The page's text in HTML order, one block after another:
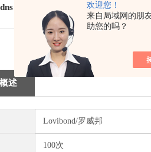
欢迎您！
来自局域网的朋
助您的吗？
AF 氟化物
530840罗威邦 硝
末试剂
述
Lovibond/罗威邦
100次